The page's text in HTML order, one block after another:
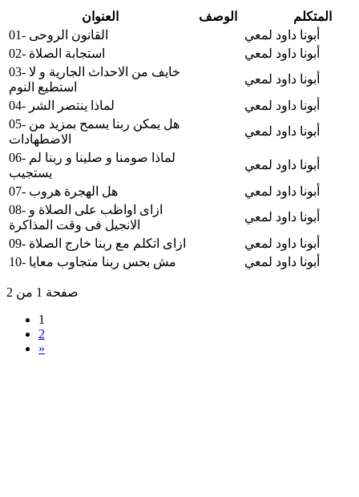
العنوان الوصف
المتكلم
01- القانون الروحى
أبونا داود لمعي
02- استجابة الصلاة
أبونا داود لمعي
03- خايف من الاحداث الجارية و لا
استطيع النوم
أبونا داود لمعي
04- لماذا ينتصر الشر
أبونا داود لمعي
05- هل يمكن ربنا يسمح بمزيد من
الاضطهادات
أبونا داود لمعي
06- لماذا صومنا و صلينا و ربنا لم
يستجيب
أبونا داود لمعي
07- هل الهجرة هروب
أبونا داود لمعي
08- ازاى اواظب على الصلاة و
الانجيل فى وقت المذاكرة
أبونا داود لمعي
09- ازاى اتكلم مع ربنا خارج الصلاة
أبونا داود لمعي
10- مش بحس ربنا متجاوب معايا
أبونا داود لمعي
صفحة 1 من 2
1
2
»